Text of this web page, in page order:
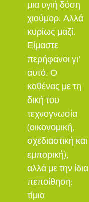
μια υγιή δόση
χιούμορ. Αλλά
κυρίως μαζί.
Είμαστε
περήφανοι γι’
αυτό. Ο
καθένας με τη
δική του
τεχνογνωσία
(οικονομική,
σχεδιαστική και
εμπορική),
αλλά με την ίδια
πεποίθηση:
τίμια